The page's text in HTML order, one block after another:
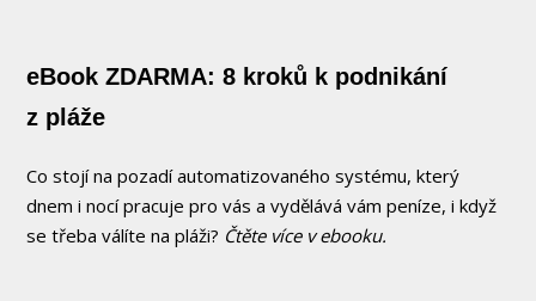
eBook ZDARMA: 8 kroků k podnikání
z pláže
Co stojí na pozadí automatizovaného systému, který
dnem i nocí pracuje pro vás a vydělává vám peníze, i když
se třeba válíte na pláži? Čtěte více v ebooku.